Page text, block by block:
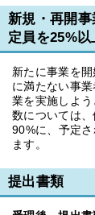
新規・再開
定員を25%
新たに事業を
に満たない事
業を実施しよ
数については
90%に、予定
ます。
提出書類